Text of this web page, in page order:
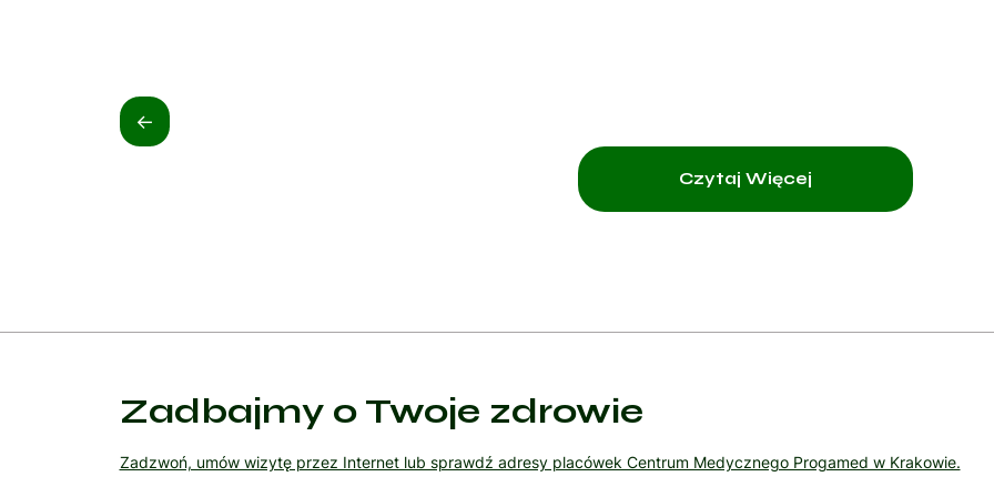
Zadbajmy o Twoje zdrowie
Zadzwoń, umów wizytę przez Internet lub sprawdź adresy placówek Centrum Medycznego Progamed w Krakowie.
<-
Czytaj Więcej